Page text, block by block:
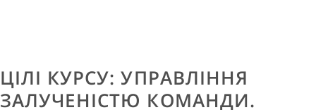
ЦІЛІ КУРСУ: УПРАВЛІННЯ
ЗАЛУЧЕНІСТЮ КОМАНДИ.